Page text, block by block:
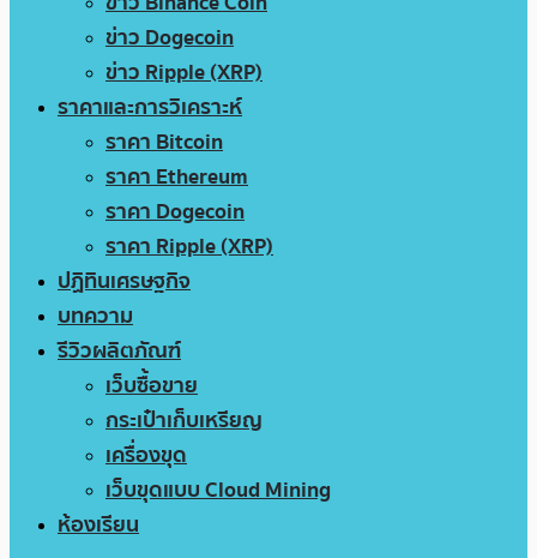
ข่าว Dogecoin
ข่าว Ripple (XRP)
ราคาและการวิเคราะห์
ราคา Bitcoin
ราคา Ethereum
ราคา Dogecoin
ราคา Ripple (XRP)
ปฏิทินเศรษฐกิจ
บทความ
รีวิวผลิตภัณฑ์
เว็บซื้อขาย
กระเป๋าเก็บเหรียญ
เครื่องขุด
เว็บขุดแบบ Cloud Mining
ห้องเรียน